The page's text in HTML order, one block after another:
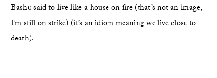
Bashō said to live like a house on fire (that’s not an image,
I’m still on strike) (it’s an idiom meaning we live close to
death).